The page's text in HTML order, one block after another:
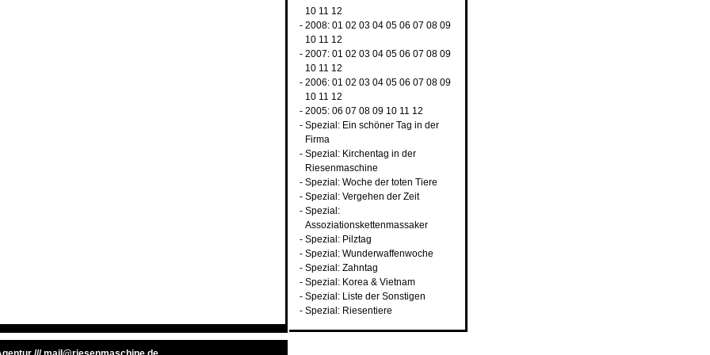
10 11 12
- 2008: 01 02 03 04 05 06 07 08 09
10 11 12
- 2007: 01 02 03 04 05 06 07 08 09
10 11 12
- 2006: 01 02 03 04 05 06 07 08 09
10 11 12
- 2005: 06 07 08 09 10 11 12
- Spezial: Ein schöner Tag in der
Firma
- Spezial: Kirchentag in der
Riesenmaschine
- Spezial: Woche der toten Tiere
- Spezial: Vergehen der Zeit
- Spezial:
Assoziationskettenmassaker
- Spezial: Pilztag
- Spezial: Wunderwaffenwoche
- Spezial: Zahntag
- Spezial: Korea & Vietnam
- Spezial: Liste der Sonstigen
- Spezial: Riesentiere